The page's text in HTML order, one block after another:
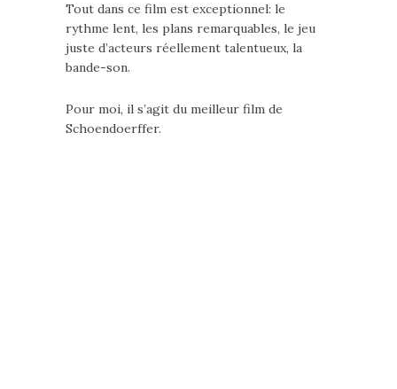
Tout dans ce film est exceptionnel: le
rythme lent, les plans remarquables, le jeu
juste d’acteurs réellement talentueux, la
bande-son.
Pour moi, il s’agit du meilleur film de
Schoendoerffer.